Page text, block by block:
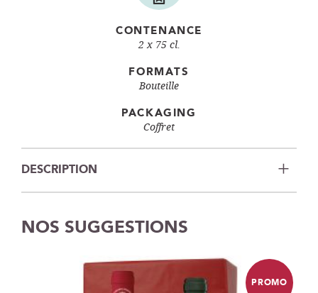
CONTENANCE
2 x 75 cl.
FORMATS
Bouteille
PACKAGING
Coffret
DESCRIPTION
NOS SUGGESTIONS
PROMO